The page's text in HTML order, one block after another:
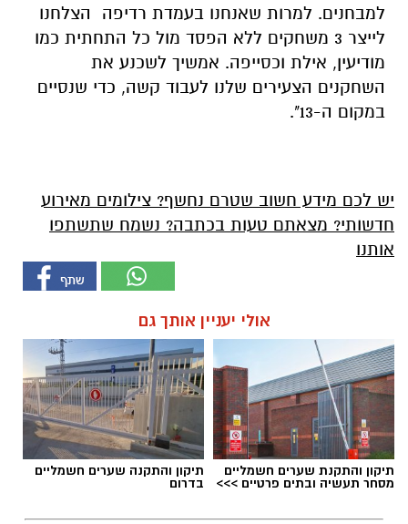
למבחנים. למרות שאנחנו בעמדת רדיפה הצלחנו
לייצר 3 משחקים ללא הפסד מול כל התחתית כמו
מודיעין, אילת וכסייפה. אמשיך לשכנע את
השחקנים הצעירים שלנו לעבוד קשה, כדי שנסיים
במקום ה-13".
יש לכם מידע חשוב שטרם נחשף? צילומים מאירוע
חדשותי? מצאתם טעות בכתבה? נשמח שתשתפו
אותנו
אולי יעניין אותך גם
תיקון והתקנת שערים חשמליים
מסחר תעשיה ובתים פרטיים >>>
תיקון והתקנה שערים חשמליים
בדרום